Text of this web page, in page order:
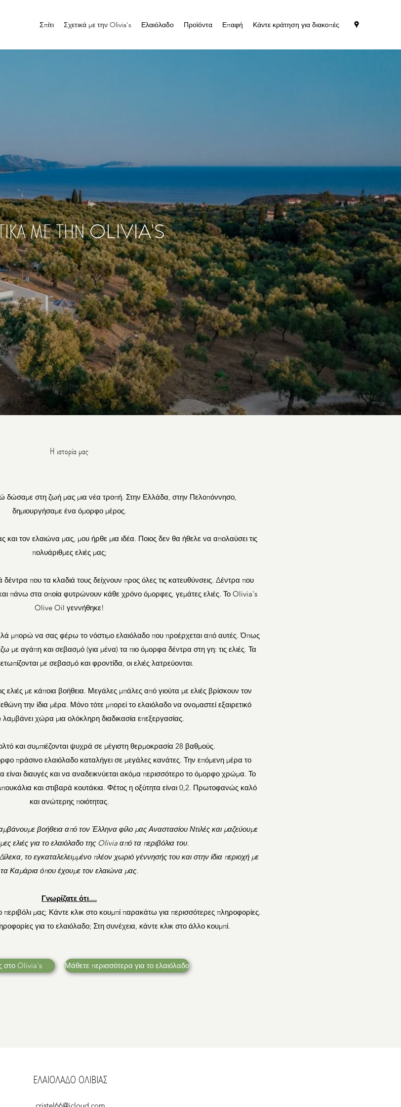
Σπίτι Σχετικά με την Olivia's Ελαιόλαδο Προϊόντα Επαφή Κάντε κράτηση για διακοπές
ΜΕ ΤΗΝ OLIVIA'S
Η ιστορία μας
δώσαμε στη ζωή μας μια νέα τροπή. Στην Ελλάδα, στην Πελοπόννησο,
δημιουργήσαμε ένα όμορφο μέρος.
και τον ελαιώνα μας, μου ήρθε μια ιδέα. Ποιος δεν θα ήθελε να απολαύσει τις
πολυάριθμες ελιές μας;
που τα κλαδιά τους δείχνουν προς όλες τις κατευθύνσεις. Δέντρα που
πάνω στα οποία φυτρώνουν κάθε χρόνο όμορφες, γεμάτες ελιές. Το Olivia's
Olive Oil γεννήθηκε!
μπορώ να σας φέρω το νόστιμο ελαιόλαδο που προέρχεται από αυτές. Όπως
με αγάπη και σεβασμό (για μένα) τα πιο όμορφα δέντρα στη γη: τις ελιές. Τα
με σεβασμό και φροντίδα, οι ελιές λατρεύονται.
ελιές με κάποια βοήθεια. Μεγάλες μπάλες από γιούτα με ελιές βρίσκουν τον
την ίδια μέρα. Μόνο τότε μπορεί το ελαιόλαδο να ονομαστεί εξαιρετικό
χώρα μια ολόκληρη διαδικασία επεξεργασίας.
και συμπιέζονται ψυχρά σε μέγιστη θερμοκρασία 28 βαθμούς.
πράσινο ελαιόλαδο καταλήγει σε μεγάλες κανάτες. Την επόμενη μέρα το
είναι διαυγές και να αναδεικνύεται ακόμα περισσότερο το όμορφο χρώμα. Το
και στιβαρά κουτάκια. Φέτος η οξύτητα είναι 0,2. Πρωτοφανώς καλό
και ανώτερης ποιότητας.
βοήθεια από τον Έλληνα φίλο μας Αναστασίου Ντιλές και μαζεύουμε
ελιές για το ελαιόλαδο της Olivia από τα περιβόλια του.
το εγκαταλελειμμένο πλέον χωριό γέννησής του και στην ίδια περιοχή με
τα Καμάρια όπου έχουμε τον ελαιώνα μας.
Γνωρίζατε ότι....
περιβόλι μας; Κάντε κλικ στο κουμπί παρακάτω για περισσότερες πληροφορίες.
για το ελαιόλαδο; Στη συνέχεια, κάντε κλικ στο άλλο κουμπί.
στο Olivia's Μάθετε περισσότερα για το ελαιόλαδο
ΕΛΑΙΟΛΑΔΟ ΟΛΙΒΙΑΣ